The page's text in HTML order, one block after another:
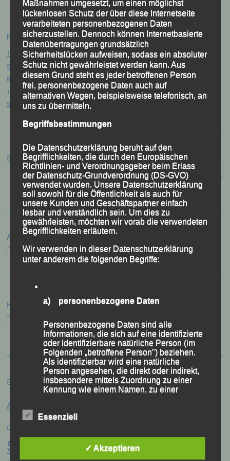
Neueste Beiträge
15. Pörndorfer Sommernachtslauf – Pörndorf, 01.08.2026
20. Goldener Steig-Lauf – Stozec/Tusset, 01.08.2026
61. Bergsportfest – Ortenburg, 26.07.2026
12. Loser Berglauf – Altaussee/Österreich, 25.07.2026
32. Sommerbiathlon – Passau, 18.07.2026
Suchen
Archiv
Archiv
Kategorien
Kategorien
Schlagwörter
Alex Sellner
Centa Hollweck Christina Wimmer
Schultz
Frank Schneider
Maßnahmen umgesetzt, um einen möglichst
lückenlosen Schutz der über diese Internetseite
verarbeiteten personenbezogenen Daten
sicherzustellen. Dennoch können Internetbasierte
Datenübertragungen grundsätzlich
Sicherheitslücken aufweisen, sodass ein absoluter
Schutz nicht gewährleistet werden kann. Aus
diesem Grund steht es jeder betroffenen Person
frei, personenbezogene Daten auch auf
alternativen Wegen, beispielsweise telefonisch, an
uns zu übermitteln.
Begriffsbestimmungen
Die Datenschutzerklärung beruht auf den
Begrifflichkeiten, die durch den Europäischen
Richtlinien- und Verordnungsgeber beim Erlass
der Datenschutz-Grundverordnung (DS-GVO)
verwendet wurden. Unsere Datenschutzerklärung
soll sowohl für die Öffentlichkeit als auch für
unsere Kunden und Geschäftspartner einfach
lesbar und verständlich sein. Um dies zu
gewährleisten, möchten wir vorab die verwendeten
Begrifflichkeiten erläutern.
Wir verwenden in dieser Datenschutzerklärung
unter anderem die folgenden Begriffe:
a) personenbezogene Daten
Personenbezogene Daten sind alle
Informationen, die sich auf eine identifizierte
oder identifizierbare natürliche Person (im
Folgenden „betroffene Person") beziehen.
Als identifizierbar wird eine natürliche
Person angesehen, die direkt oder indirekt,
insbesondere mittels Zuordnung zu einer
Kennung wie einem Namen, zu einer
mehreren besonderen Merkmalen, die
genetischen, psychischen, wirtschaftlichen,
kulturellen oder sozialen Identität dieser
natürlichen Person sind, identifiziert werden
Essenziell
✓ Akzeptieren